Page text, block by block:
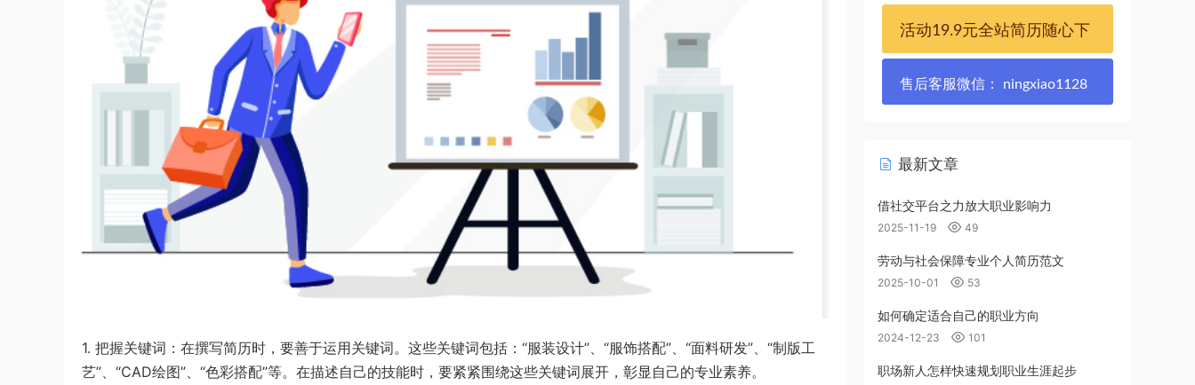
1. 把握关键词：在撰写简历时，要善于运用关键词。这些关键词包括：“服装设计”、“服饰搭配”、“面料研发”、“制版工
艺”、“CAD绘图”、“色彩搭配”等。在描述自己的技能时，要紧紧围绕这些关键词展开，彰显自己的专业素养。
活动19.9元全站简历随心下
售后客服微信： ningxiao1128
最新文章
借社交平台之力放大职业影响力
2025-11-19 49
劳动与社会保障专业个人简历范文
2025-10-01 53
如何确定适合自己的职业方向
2024-12-23 101
职场新人怎样快速规划职业生涯起步